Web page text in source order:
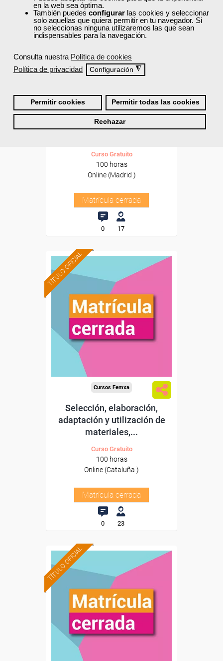
en la web sea óptima.
También puedes configurar las cookies y seleccionar
solo aquellas que quiera permitir en tu navegador. Si
no seleccionas ninguna utilizaremos las que sean
indispensables para la navegación.
Consulta nuestra Política de cookies
Política de privacidad
Configuración ◮
Permitir cookies Permitir todas las cookies
Rechazar
Selección, elaboración,
adaptación y utilización de
Curso Gratuito
100 horas
Online (Madrid )
Matrícula cerrada
0 17
TÍTULO OFICIAL
Cursos Femxa
Selección, elaboración,
adaptación y utilización de
materiales,...
Curso Gratuito
100 horas
Online (Cataluña )
Matrícula cerrada
0 23
TÍTULO OFICIAL